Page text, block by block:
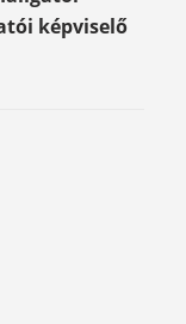
képviselő